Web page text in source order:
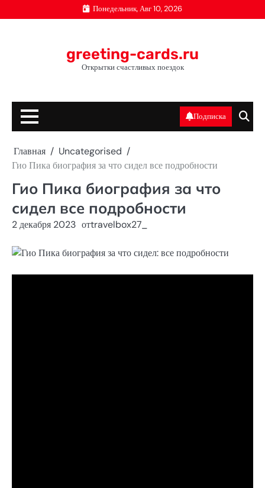
к
Понедельник, Авг 10, 2026
greeting-cards.ru
Открытки счастливых поездок
Подписка
Главная
Uncategorised
Гио Пика биография за что сидел все подробности
Гио Пика биография за что
сидел все подробности
2 декабря 2023 отtravelbox27_